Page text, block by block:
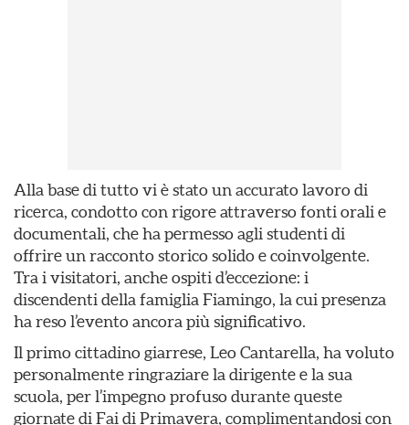
Alla base di tutto vi è stato un accurato lavoro di
ricerca, condotto con rigore attraverso fonti orali e
documentali, che ha permesso agli studenti di
offrire un racconto storico solido e coinvolgente.
Tra i visitatori, anche ospiti d’eccezione: i
discendenti della famiglia Fiamingo, la cui presenza
ha reso l’evento ancora più significativo.
Il primo cittadino giarrese, Leo Cantarella, ha voluto
personalmente ringraziare la dirigente e la sua
scuola, per l’impegno profuso durante queste
giornate di Fai di Primavera, complimentandosi con